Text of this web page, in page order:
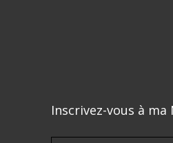
Inscrivez-vous à